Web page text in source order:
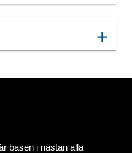
add
basen i nästan alla